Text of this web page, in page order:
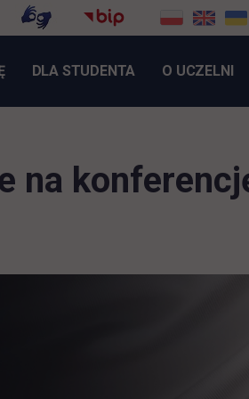
LINK OTWIERA SIĘ W NOWEJ KARCIE
DLA STUDENTA O UCZELNI
na